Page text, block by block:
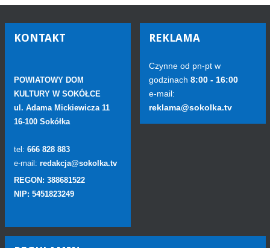
KONTAKT
POWIATOWY DOM
KULTURY W SOKÓŁCE
ul. Adama Mickiewicza 11
16-100 Sokółka
tel: 666 828 883
e-mail: redakcja@sokolka.tv
REGON: 388681522
NIP: 5451823249
REKLAMA
Czynne od pn-pt w
godzinach 8:00 - 16:00
e-mail:
reklama@sokolka.tv